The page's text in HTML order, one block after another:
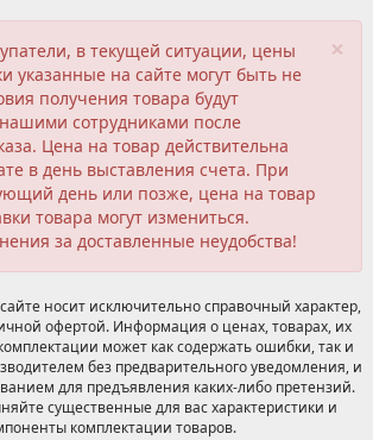
×
в текущей ситуации, цены
указанные на сайте могут быть не
получения товара будут
сотрудниками после
Цена на товар действительна
в день выставления счета. При
день или позже, цена на товар
товара могут измениться.
за доставленные неудобства!
носит исключительно справочный характер,
офертой. Информация о ценах, товарах, их
может как содержать ошибки, так и
без предварительного уведомления, и
для предъявления каких-либо претензий.
существенные для вас характеристики и
комплектации товаров.